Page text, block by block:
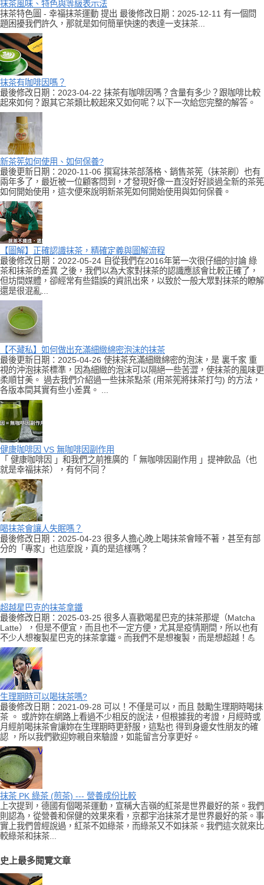
抹茶風味、特色與等級表示法
抹茶特色圖 - 幸福抹茶運動 提出 最後修改日期：2025-12-11 有一個問
題困擾我們許久，那就是如何簡單快速的表達一支抹茶...
抹茶有咖啡因嗎？
最後修改日期：2023-04-22 抹茶有咖啡因嗎？含量有多少？跟咖啡比較
起來如何？跟其它茶類比較起來又如何呢？以下一次給您完整的解答。
新茶筅如何使用、如何保養?
最後更新日期：2020-11-06 撰寫抹茶部落格、銷售茶筅（抹茶刷）也有
兩年多了，最近被一位顧客問到，才發現好像一直沒好好談過全新的茶筅
如何開始使用，這次便來說明新茶筅如何開始使用與如何保養。
【圖解】正確認識抹茶，精確定義與圖解流程
最後修改日期：2022-05-24 自從我們在2016年第一次很仔細的討論 綠
茶和抹茶的差異 之後，我們以為大家對抹茶的認識應該會比較正確了，
但坊間媒體，卻經常有些錯誤的資訊出來，以致於一般大眾對抹茶的瞭解
還是很混亂...
【不藏私】如何做出充滿細緻綿密泡沫的抹茶
最後更新日期：2025-04-26 使抹茶充滿細緻綿密的泡沫，是 裏千家 重
視的沖泡抹茶標準，因為細緻的泡沫可以隔絕一些苦澀，使抹茶的風味更
柔順甘美。 過去我們介紹過一些抹茶點茶 (用茶筅將抹茶打勻) 的方法，
各版本間其實有些小差異。 ...
健康咖啡因 VS 無咖啡因副作用
「 健康咖啡因 」和我們之前推廣的「 無咖啡因副作用 」提神飲品（也
就是幸福抹茶），有何不同？
喝抹茶會讓人失眠嗎？
最後修改日期：2025-04-23 很多人擔心晚上喝抹茶會睡不著，甚至有部
分的「專家」也這麼說，真的是這樣嗎？
超越星巴克的抹茶拿鐵
最後修改日期：2025-03-25 很多人喜歡喝星巴克的抹茶那堤（Matcha
Latte），但是不便宜，而且也不一定方便，尤其是疫情期間，所以也有
不少人想複製星巴克的抹茶拿鐵。而我們不是想複製，而是想超越！💪
生理期時可以喝抹茶嗎?
最後修改日期：2021-09-28 可以！不僅是可以，而且 鼓勵生理期時喝抹
茶 。 或許妳在網路上看過不少相反的說法，但根據我的考證，月經時或
月經前喝抹茶會讓妳在生理期時更舒服，這點也 得到身邊女性朋友的確
認 ，所以我們歡迎妳親自來驗證，如能留言分享更好。
抹茶 PK 綠茶 (煎茶) --- 營養成份比較
上次提到，德國有個喝茶運動，宣稱大吉嶺的紅茶是世界最好的茶。我們
則認為，從營養和保健的效果來看，京都宇治抹茶才是世界最好的茶。事
實上我們曾經說過，紅茶不如綠茶，而綠茶又不如抹茶。我們這次就來比
較綠茶和抹茶...
史上最多閱覽文章